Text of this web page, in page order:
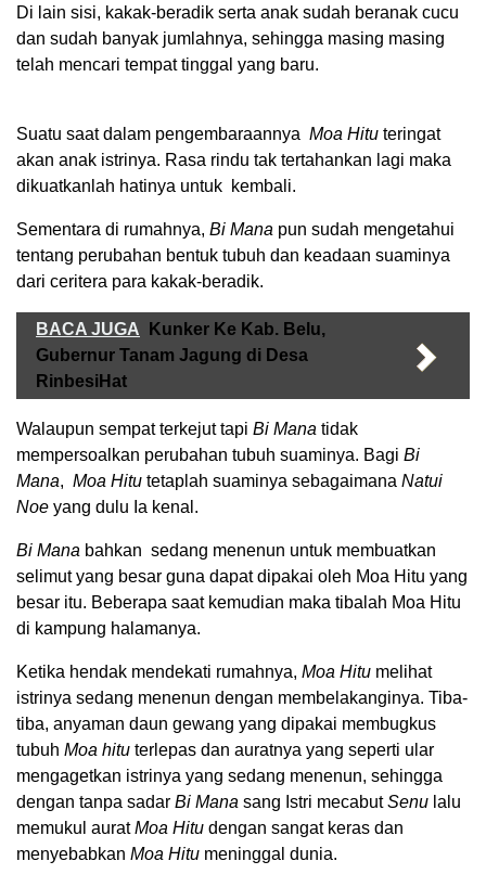
Di lain sisi, kakak-beradik serta anak sudah beranak cucu
dan sudah banyak jumlahnya, sehingga masing masing
telah mencari tempat tinggal yang baru.
Suatu saat dalam pengembaraannya Moa Hitu teringat
akan anak istrinya. Rasa rindu tak tertahankan lagi maka
dikuatkanlah hatinya untuk kembali.
Sementara di rumahnya, Bi Mana pun sudah mengetahui
tentang perubahan bentuk tubuh dan keadaan suaminya
dari ceritera para kakak-beradik.
BACA JUGA
Kunker Ke Kab. Belu,
Gubernur Tanam Jagung di Desa
RinbesiHat
Walaupun sempat terkejut tapi Bi Mana tidak
mempersoalkan perubahan tubuh suaminya. Bagi Bi
Mana, Moa Hitu tetaplah suaminya sebagaimana Natui
Noe yang dulu Ia kenal.
Bi Mana bahkan sedang menenun untuk membuatkan
selimut yang besar guna dapat dipakai oleh Moa Hitu yang
besar itu. Beberapa saat kemudian maka tibalah Moa Hitu
di kampung halamanya.
Ketika hendak mendekati rumahnya, Moa Hitu melihat
istrinya sedang menenun dengan membelakanginya. Tiba-
tiba, anyaman daun gewang yang dipakai membugkus
tubuh Moa hitu terlepas dan auratnya yang seperti ular
mengagetkan istrinya yang sedang menenun, sehingga
dengan tanpa sadar Bi Mana sang Istri mecabutSenu lalu
memukul auratMoa Hitu dengan sangat keras dan
menyebabkan Moa Hitu meninggal dunia.